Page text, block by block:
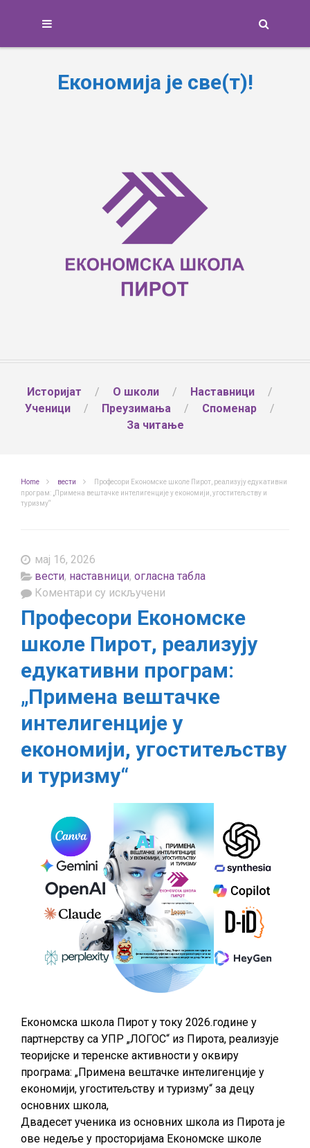
Економија је све(т)!
Историјат О школи
Наставници
Ученици
Преузимања
Споменар
За читање
Home вести
Професори Економске школе Пирот, реализују едукативни
програм: „Примена вештачке интелигенције у економији, угоститељству и
туризму“
мај 16, 2026
вести, наставници, огласна табла
Коментари су искључени
Економске
школе
Пирот,
реализују
едукативни
програм:
„Примена
интелигенције
угоститељству
туризму“
Професори Економске
школе Пирот, реализују
едукативни програм:
„Примена вештачке
интелигенције у
економији, угоститељству
и туризму“
Економска школа Пирот у току 2026.године у
партнерству са УПР „ЛОГОС“ из Пирота, реализује
теоријске и теренске активности у оквиру
програма: „Примена вештачке интелигенције у
економији, угоститељству и туризму“ за децу
основних школа,
Двадесет ученика из основних школа из Пирота је
ове недеље у просторијама Економске школе